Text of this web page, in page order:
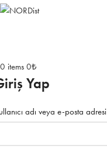
0 items 0₺
Yap
adı veya e-posta adresi